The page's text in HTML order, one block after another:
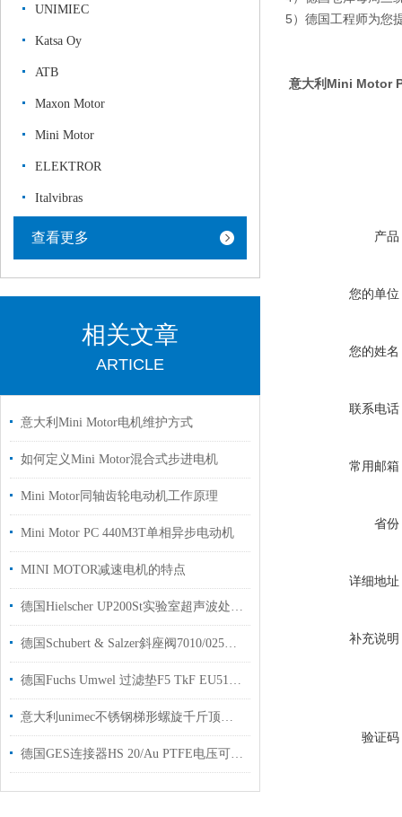
UNIMIEC
Katsa Oy
ATB
Maxon Motor
Mini Motor
ELEKTROR
Italvibras
查看更多
相关文章
ARTICLE
意大利Mini Motor电机维护方式
如何定义Mini Motor混合式步进电机
Mini Motor同轴齿轮电动机工作原理
Mini Motor PC 440M3T单相异步电动机
MINI MOTOR减速电机的特点
德国Hielscher UP200St实验室超声波处理器26kHz自动频率调节
德国Schubert & Salzer斜座阀7010/025V1H200(4059544)用于食品行业
德国Fuchs Umwel 过滤垫F5 TkF EU51原装正品工厂现货
意大利unimec不锈钢梯形螺旋千斤顶系列
德国GES连接器HS 20/Au PTFE电压可达12 kVDC工厂现货
5）德国工程师为您
意大利Mini Motor
产品
您的单位
您的姓名
联系电话
常用邮箱
省份
详细地址
补充说明
验证码